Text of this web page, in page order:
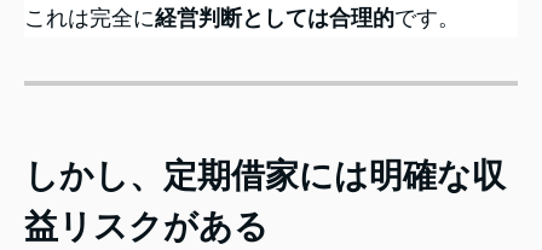
これは完全に経営判断としては合理的です。
しかし、定期借家には明確な収
益リスクがある